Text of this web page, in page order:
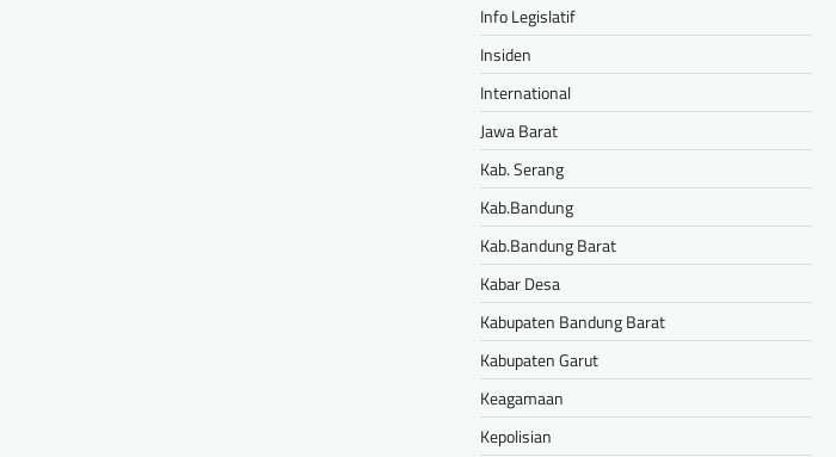
Info Legislatif
Insiden
International
Jawa Barat
Kab. Serang
Kab.Bandung
Kab.Bandung Barat
Kabar Desa
Kabupaten Bandung Barat
Kabupaten Garut
Keagamaan
Kepolisian